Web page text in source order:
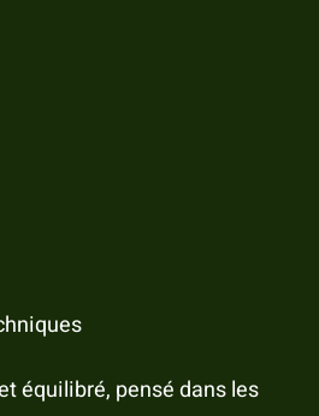
équilibré, pensé dans les